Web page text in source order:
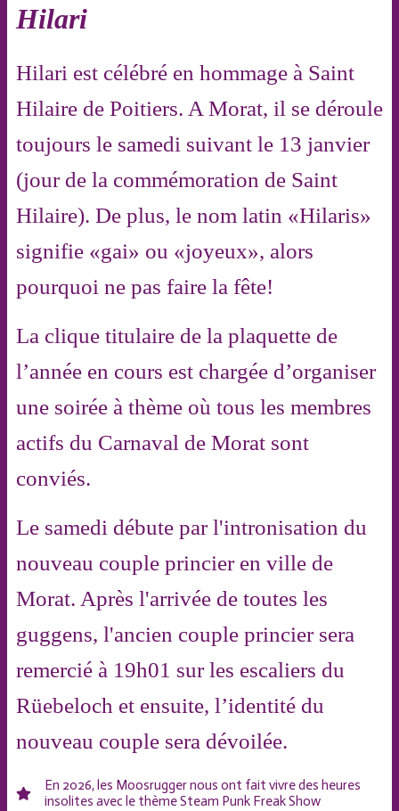
Hilari
Hilari est célébré en hommage à Saint
Hilaire de Poitiers. A Morat, il se déroule
toujours le samedi suivant le 13 janvier
(jour de la commémoration de Saint
Hilaire). De plus, le nom latin «Hilaris»
signifie «gai» ou «joyeux», alors
pourquoi ne pas faire la fête!
La clique titulaire de la plaquette de
l’année en cours est chargée d’organiser
une soirée à thème où tous les membres
actifs du Carnaval de Morat sont
conviés.
Le samedi débute par l'intronisation du
nouveau couple princier en ville de
Morat. Après l'arrivée de toutes les
guggens, l'ancien couple princier sera
remercié à 19h01 sur les escaliers du
Rüebeloch et ensuite, l’identité du
nouveau couple sera dévoilée.
En 2026, les Moosrugger nous ont fait vivre des heures
insolites avec le thème Steam Punk Freak Show